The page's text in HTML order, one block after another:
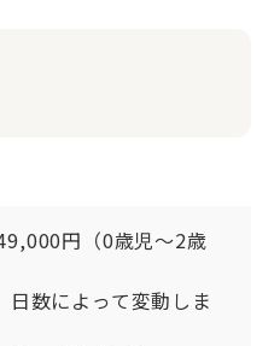
円（0歳児～2歳
数によって変動しま